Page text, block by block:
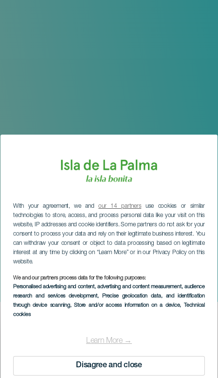
With your agreement, we andour 14 partnersuse cookies or similar
technologies to store, access, and process personal data like your visit on this
website, IP addresses and cookie identifiers. Some partners do not ask for your
consent to process your data and rely on their legitimate business interest. You
can withdraw your consent or object to data processing based on legitimate
interest at any time by clicking on “Learn More” or in our Privacy Policy on this
website.
We and our partners process data for the following purposes:
Personalised advertising and content, advertising and content measurement, audience
research and services development, Precise geolocation data, and identification
through device scanning, Store and/or access information on a device, Technical
cookies
Learn More →
Disagree and close
Origanika
LA PALMA
Imagen